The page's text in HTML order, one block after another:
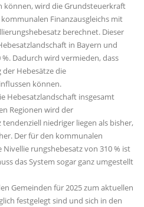
können, wird die Grundsteuerkraft
Finanzausgleichs mit
berechnet. Dieser
in Bayern und
Dadurch wird vermieden, dass
Hebesätze die
können.
Hebesatzlandschaft insgesamt
Regionen wird der
niedriger liegen als bisher,
Der für den kommunalen
rungshebesatz von 310 % ist
das System sogar ganz umgestellt
Gemeinden für 2025 zum aktuellen
festgelegt sind und sich in den